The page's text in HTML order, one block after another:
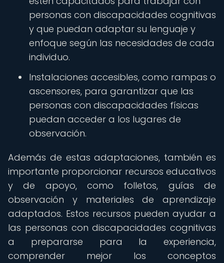
personas con discapacidades cognitivas
y que puedan adaptar su lenguaje y
enfoque según las necesidades de cada
individuo.
Instalaciones accesibles, como rampas o
ascensores, para garantizar que las
personas con discapacidades físicas
puedan acceder a los lugares de
observación.
Además de estas adaptaciones, también es
importante proporcionar recursos educativos
y de apoyo, como folletos, guías de
observación y materiales de aprendizaje
adaptados. Estos recursos pueden ayudar a
las personas con discapacidades cognitivas
a prepararse para la experiencia,
comprender mejor los conceptos